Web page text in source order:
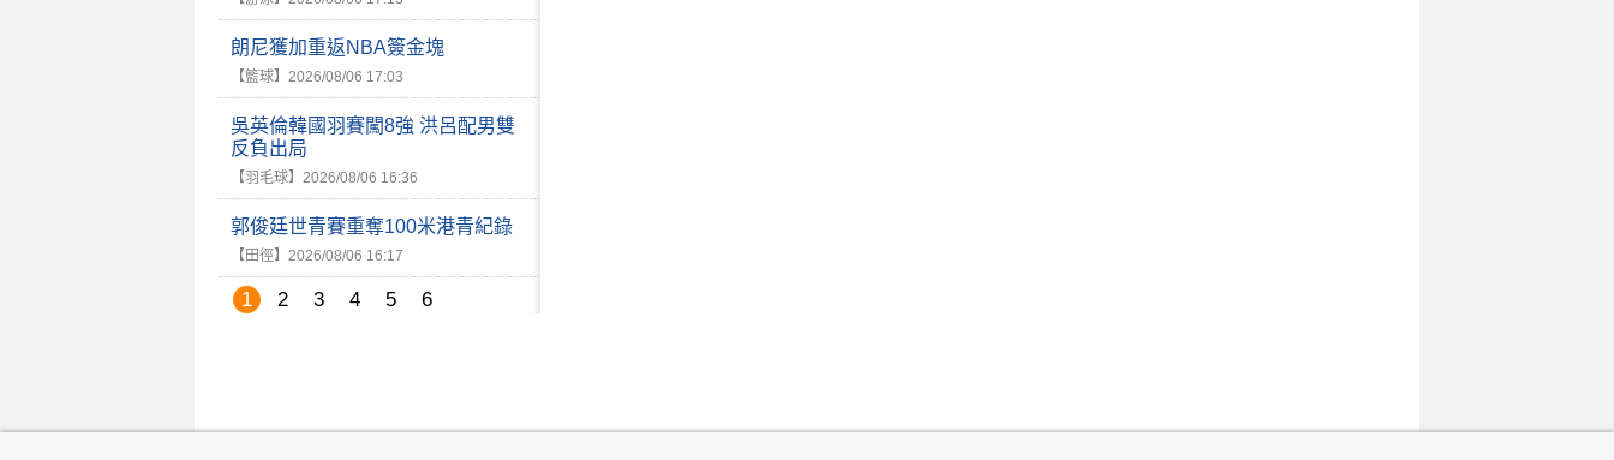
朗尼獲加重返NBA簽金塊
【籃球】 2026/08/06 17:03
吳英倫韓國羽賽闖8強 洪呂配男雙
反負出局
【羽毛球】 2026/08/06 16:36
郭俊廷世青賽重奪100米港青紀錄
【田徑】 2026/08/06 16:17
1 2 3 4 5 6